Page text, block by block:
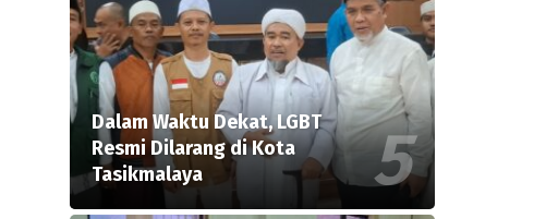
Dalam Waktu Dekat, LGBT
Resmi Dilarang di Kota
Tasikmalaya